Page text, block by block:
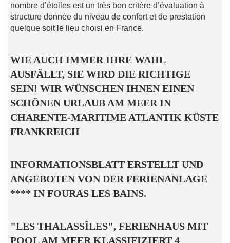
nombre d’étoiles est un très bon critère d’évaluation à
structure donnée du niveau de confort et de prestation
quelque soit le lieu choisi en France.
WIE AUCH IMMER IHRE WAHL
AUSFÄLLT, SIE WIRD DIE RICHTIGE
SEIN! WIR WÜNSCHEN IHNEN EINEN
SCHÖNEN URLAUB AM MEER IN
CHARENTE-MARITIME ATLANTIK KÜSTE
FRANKREICH
INFORMATIONSBLATT ERSTELLT UND
ANGEBOTEN VON DER FERIENANLAGE
**** IN FOURAS LES BAINS.
"LES THALASSÎLES", FERIENHAUS MIT
POOL AM MEER KLASSIFIZIERT 4